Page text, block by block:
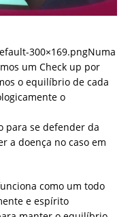
300×169.pngNuma
um Check up por
o equilíbrio de cada
o
para se defender da
a doença no caso em
como um todo
e espírito